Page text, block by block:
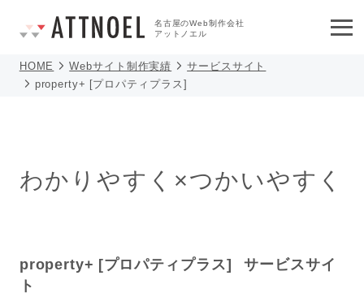
名古屋のWeb制作会社
アットノエル
HOME Webサイト制作実績
サービスサイト
property+ [プロパティプラス]
わかりやすく×つかいやすく
property+ [プロパティプラス] サービスサイ
ト